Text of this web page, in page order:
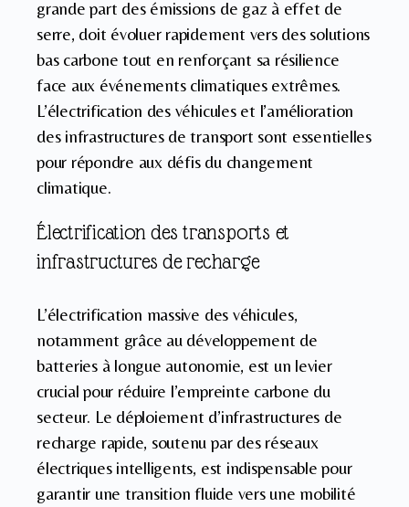
grande part des émissions de gaz à effet de
serre, doit évoluer rapidement vers des solutions
bas carbone tout en renforçant sa résilience
face aux événements climatiques extrêmes.
L’électrification des véhicules et l’amélioration
des infrastructures de transport sont essentielles
pour répondre aux défis du changement
climatique.
Électrification des transports et
infrastructures de recharge
L’électrification massive des véhicules,
notamment grâce au développement de
batteries à longue autonomie, est un levier
crucial pour réduire l’empreinte carbone du
secteur. Le déploiement d’infrastructures de
recharge rapide, soutenu par des réseaux
électriques intelligents, est indispensable pour
garantir une transition fluide vers une mobilité